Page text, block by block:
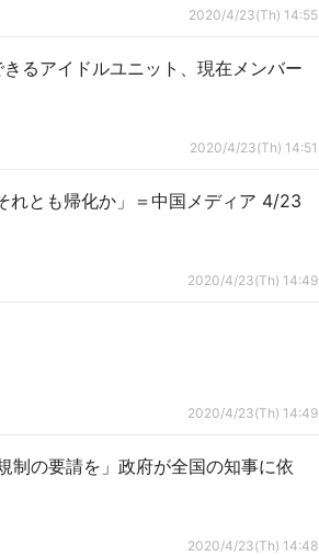
2020/4/23(Th) 14:55
るアイドルユニット、現在メンバー
2020/4/23(Th) 14:51
日本で暮らす中国人が直面する葛藤「永住権か、それとも帰化か」＝中国メディア 4/23
2020/4/23(Th) 14:49
2020/4/23(Th) 14:49
制の要請を」政府が全国の知事に依
2020/4/23(Th) 14:48